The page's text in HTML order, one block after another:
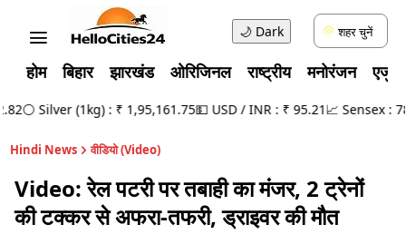
🌙 Dark शहर चुनें
होम बिहार झारखंड ओरिजिनल राष्ट्रीय मनोरंजन
⚪ Silver (1kg) : ₹ 1,95,161.75💵 USD / INR : ₹ 95.21📈 Sensex :
Hindi News वीडियो (Video)
Video: रेल पटरी पर तबाही का मंजर, 2 ट्रेनों
की टक्कर से अफरा-तफरी, ड्राइवर की मौत